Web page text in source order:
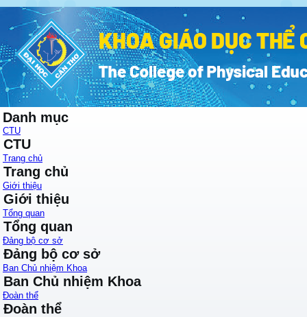
Danh mục
CTU
CTU
Trang chủ
Trang chủ
Giới thiệu
Giới thiệu
Tổng quan
Tổng quan
Đảng bộ cơ sở
Đảng bộ cơ sở
Ban Chủ nhiệm Khoa
Ban Chủ nhiệm Khoa
Đoàn thể
Đoàn thể